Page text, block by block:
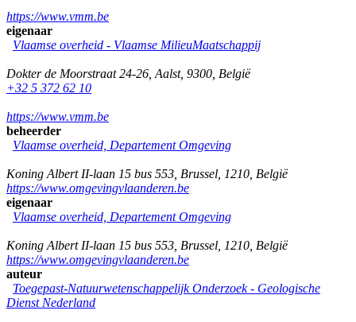
https://www.vmm.be
eigenaar
Vlaamse overheid - Vlaamse MilieuMaatschappij
Dokter de Moorstraat 24-26 Aalst, 9300 België
+32 5 372 62 10
https://www.vmm.be
beheerder
Vlaamse overheid, Departement Omgeving
Koning Albert II-laan 15 bus 553 Brussel 1210 België
https://www.omgevingvlaanderen.be
eigenaar
Vlaamse overheid, Departement Omgeving
Koning Albert II-laan 15 bus 553 Brussel 1210 België
https://www.omgevingvlaanderen.be
auteur
Toegepast-Natuurwetenschappelijk Onderzoek - Geologische
Dienst Nederland